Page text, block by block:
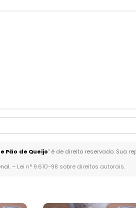
Pão de Queijo" é de direito reservado. Sua
– Lei n° 9.610-98 sobre direitos autorais.